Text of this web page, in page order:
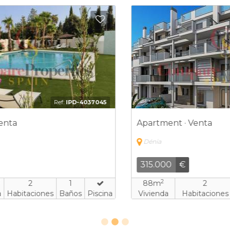
Añadir a favoritos
Nuevo
Ref:FRE-9770865
Vivienda
3
Habitaciones
2
Baños
Piscina
Añadir